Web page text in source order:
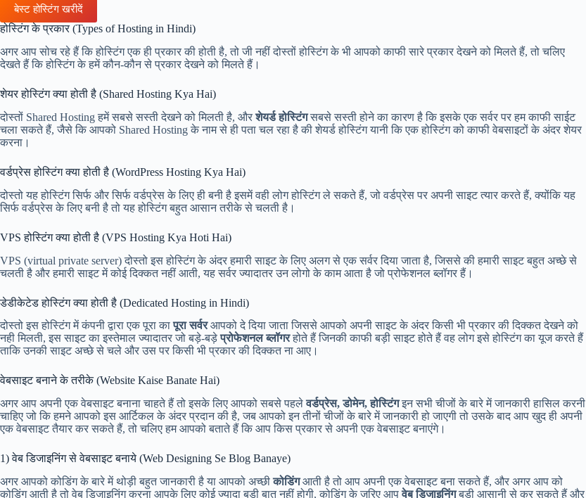
बेस्ट होस्टिंग खरीदें
होस्टिंग के प्रकार (Types of Hosting in Hindi)
अगर आप सोच रहे हैं कि होस्टिंग एक ही प्रकार की होती है, तो जी नहीं दोस्तों होस्टिंग के भी आपको काफी सारे प्रकार देखने को मिलते हैं, तो चलिए
देखते हैं कि होस्टिंग के हमें कौन-कौन से प्रकार देखने को मिलते हैं।
शेयर होस्टिंग क्या होती है (Shared Hosting Kya Hai)
दोस्तों Shared Hosting हमें सबसे सस्ती देखने को मिलती है, औरशेयर्ड होस्टिंगसबसे सस्ती होने का कारण है कि इसके एक सर्वर पर हम काफी साईट
चला सकते हैं, जैसे कि आपको Shared Hosting के नाम से ही पता चल रहा है की शेयर्ड होस्टिंग यानी कि एक होस्टिंग को काफी वेबसाइटों के अंदर शेयर
करना।
वर्डप्रेस होस्टिंग क्या होती है (WordPress Hosting Kya Hai)
दोस्तो यह होस्टिंग सिर्फ और सिर्फ वर्डप्रेस के लिए ही बनी है इसमें वही लोग होस्टिंग ले सकते हैं, जो वर्डप्रेस पर अपनी साइट त्यार करते हैं, क्योंकि यह
सिर्फ वर्डप्रेस के लिए बनी है तो यह होस्टिंग बहुत आसान तरीके से चलती है।
VPS होस्टिंग क्या होती है (VPS Hosting Kya Hoti Hai)
VPS (virtual private server) दोस्तो इस होस्टिंग के अंदर हमारी साइट के लिए अलग से एक सर्वर दिया जाता है, जिससे की हमारी साइट बहुत अच्छे से
चलती है और हमारी साइट में कोई दिक्कत नहीं आती, यह सर्वर ज्यादातर उन लोगो के काम आता है जो प्रोफेशनल ब्लॉगर हैं।
डेडीकेटेड होस्टिंग क्या होती है (Dedicated Hosting in Hindi)
दोस्तो इस होस्टिंग में कंपनी द्वारा एक पूरा कापूरा सर्वरआपको दे दिया जाता जिससे आपको अपनी साइट के अंदर किसी भी प्रकार की दिक्कत देखने को
नही मिलती, इस साइट का इस्तेमाल ज्यादातर जो बड़े-बड़ेप्रोफेशनल ब्लॉगरहोते हैं जिनकी काफी बड़ी साइट होते हैं वह लोग इसे होस्टिंग का यूज करते हैं
ताकि उनकी साइट अच्छे से चले और उस पर किसी भी प्रकार की दिक्कत ना आए।
वेबसाइट बनाने के तरीके (Website Kaise Banate Hai)
अगर आप अपनी एक वेबसाइट बनाना चाहते हैं तो इसके लिए आपको सबसे पहलेवर्डप्रेस, डोमेन, होस्टिंगइन सभी चीजों के बारे में जानकारी हासिल करनी
चाहिए जो कि हमने आपको इस आर्टिकल के अंदर प्रदान की है, जब आपको इन तीनों चीजों के बारे में जानकारी हो जाएगी तो उसके बाद आप खुद ही अपनी
एक वेबसाइट तैयार कर सकते हैं, तो चलिए हम आपको बताते हैं कि आप किस प्रकार से अपनी एक वेबसाइट बनाएंगे।
1) वेब डिजाइनिंग से वेबसाइट बनाये (Web Designing Se Blog Banaye)
अगर आपको कोडिंग के बारे में थोड़ी बहुत जानकारी है या आपको अच्छीकोडिंगआती है तो आप अपनी एक वेबसाइट बना सकते हैं, और अगर आप को
कोडिंग आती है तो वेब डिजाइनिंग करना आपके लिए कोई ज्यादा बड़ी बात नहीं होगी, कोडिंग के जरिए आपवेब डिजाइनिंगबड़ी आसानी से कर सकते हैं और